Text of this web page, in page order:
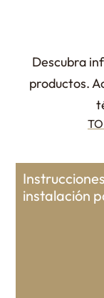
Descubra
productos.
instalación